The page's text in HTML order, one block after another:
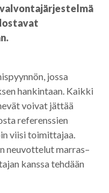
jossa
hankintaan. Kaikki
voivat jättää
referenssien
viisi toimittajaa.
neuvottelut marras–
kanssa tehdään